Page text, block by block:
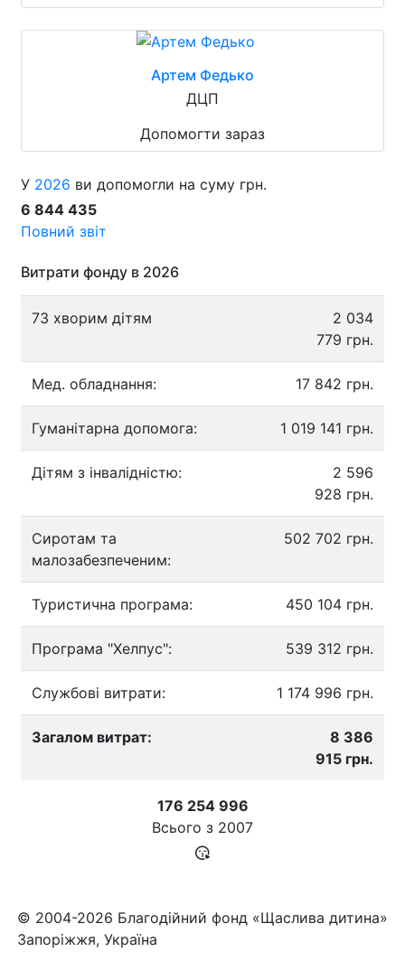
Артем Федько
ДЦП
Допомогти зараз
У 2026 ви допомогли на суму грн.
6 844 435
Повний звіт
Витрати фонду в 2026
73 хворим дітям
2 034
779 грн.
Мед. обладнання: 17 842 грн.
Гуманітарна допомога: 1 019 141 грн.
Дітям з інвалідністю:
2 596
928 грн.
Сиротам та
малозабезпеченим:
502 702 грн.
Туристична програма: 450 104 грн.
Програма "Хелпус": 539 312 грн.
Службові витрати: 1 174 996 грн.
Загалом витрат:
8 386
915 грн.
176 254 996
Всього з 2007
© 2004-2026 Благодійний фонд «Щаслива дитина»
Запоріжжя, Україна